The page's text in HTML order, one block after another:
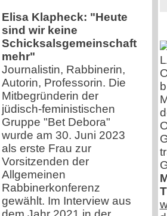
Elisa Klapheck: "Heute
sind wir keine
Schicksalsgemeinschaft
mehr"
Journalistin, Rabbinerin,
Autorin, Professorin. Die
Mitbegründerin der
jüdisch-feministischen
Gruppe "Bet Debora"
wurde am 30. Juni 2023
als erste Frau zur
Vorsitzenden der
Allgemeinen
Rabbinerkonferenz
gewählt. Im Interview aus